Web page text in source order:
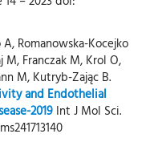
Romanowska-Kocejko
M, Franczak M, Krol O,
M, Kutryb-Zając B.
and Endothelial
2019 Int J Mol Sci.